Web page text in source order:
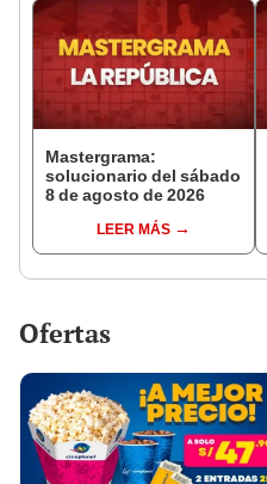
Mastergrama:
solucionario del sábado
8 de agosto de 2026
LEER MÁS
Ofertas